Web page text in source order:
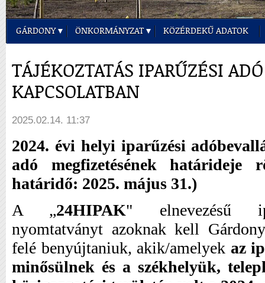
GÁRDONY ÖNKORMÁNYZAT KÖZÉRDEKŰ ADATOK
TÁJÉKOZTATÁS IPARŰZÉSI
KAPCSOLATBAN
2025.02.14. 11:37
2024. évi helyi iparűzési
adó megfizetésének határideje
határidő: 2025. május 31.)
A „24HIPAK" elnevezésű
nyomtatványt azoknak kell
felé benyújtaniuk, akik/amelyek az
minősülnek és a székhelyük,